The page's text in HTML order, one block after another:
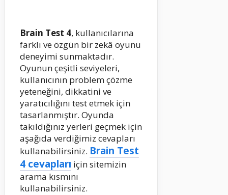
Brain Test 4, kullanıcılarına
farklı ve özgün bir zekâ oyunu
deneyimi sunmaktadır.
Oyunun çeşitli seviyeleri,
kullanıcının problem çözme
yeteneğini, dikkatini ve
yaratıcılığını test etmek için
tasarlanmıştır. Oyunda
takıldığınız yerleri geçmek için
aşağıda verdiğimiz cevapları
kullanabilirsiniz. Brain Test
4 cevapları için sitemizin
arama kısmını
kullanabilirsiniz.